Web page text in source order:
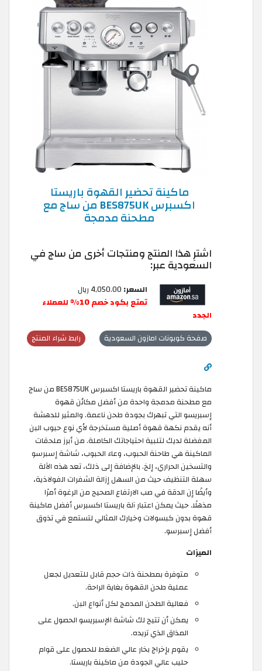
ماكينة تحضير القهوة باريستا
اكسبرس BES875UK من ساج مع
مطحنة مدمجة
اشترِ هذا المنتج ومنتجات أخرى من ساج في
السعودية عبر:
السعر:
تمتع بكود خصم 10% للعملاء
الجدد
رابط شراء المنتج صفحة كوبونات امازون السعودية
ماكينة تحضير القهوة باريستا اكسبرس BES875UK من ساج
مع مطحنة مدمجة واحدة من أفضل مكائن قهوة
إسبريسو التي تبهرك بجودة طحن ناعمة. والمثير للدهشة
أنه يقدم نكهة قهوة أصلية مستخرجة لأي نوع حبوب البن
المفضلة لديك لتلبية احتياجاتك الكاملة. من أبرز ملحقات
الماكينة هي طاحنة الحبوب، وعاء الحبوب، شاشة إسبرسو
والتسخين الحراري، إلخ. بالإضافة إلى ذلك، تعد هذه الآلة
سهلة التنظيف حيث من السهل إزالة الشفرات الفولاذية،
وأيضًا إن الدقة في صب الارتفاع الصحيح من الرغوة أمرًا
مذهلًا. حيث يمكن اعتبار آلة باريستا اكسبرس أفضل ماكينة
قهوة بدون كبسولات وخيارك المثالي لتستمع في تذوق
أفضل إسبرسو.
الميزات
متوفرة بمطحنة ذات حجم قابل للتعديل لجعل
عملية طحن القهوة بغاية الراحة.
فعالية الطحن المدمج لكل أنواع البن.
يمكن أن تتيح لك شاشة الإسبريسو الحصول على
المذاق الذي تريده.
يقوم بإخراج بخار عالي الضغط للحصول على قوام
حليب عالي الجودة من ماكينة باريستا.